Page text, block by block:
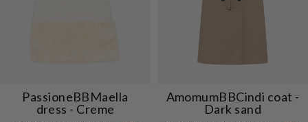
PassioneBBMaella
dress - Creme
AmomumBBCindi coat -
Dark sand